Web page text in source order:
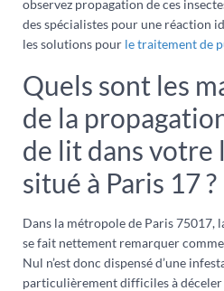
observez propagation de ces
des spécialistes pour une réaction
les solutions pour le traitement de
Quels sont les
de la
de lit dans votre
situé à Paris 17 ?
Dans la métropole de Paris 75017,
se fait nettement remarquer
Nul n’est donc dispensé d’une
particulièrement difficiles à déceler